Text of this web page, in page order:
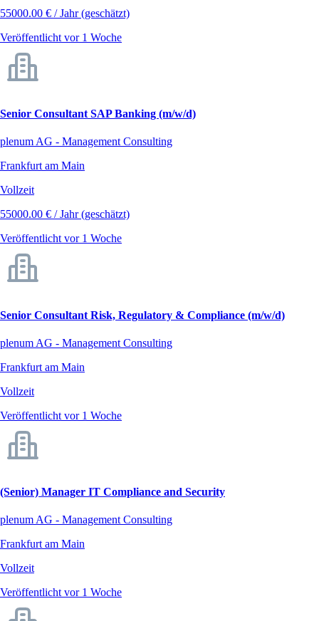
55000.00 € / Jahr (geschätzt)
Veröffentlicht vor 1 Woche
Senior Consultant SAP Banking (m/w/d)
plenum AG - Management Consulting
Frankfurt am Main
Vollzeit
55000.00 € / Jahr (geschätzt)
Veröffentlicht vor 1 Woche
Senior Consultant Risk, Regulatory & Compliance (m/w/d)
plenum AG - Management Consulting
Frankfurt am Main
Vollzeit
Veröffentlicht vor 1 Woche
(Senior) Manager IT Compliance and Security
plenum AG - Management Consulting
Frankfurt am Main
Vollzeit
Veröffentlicht vor 1 Woche